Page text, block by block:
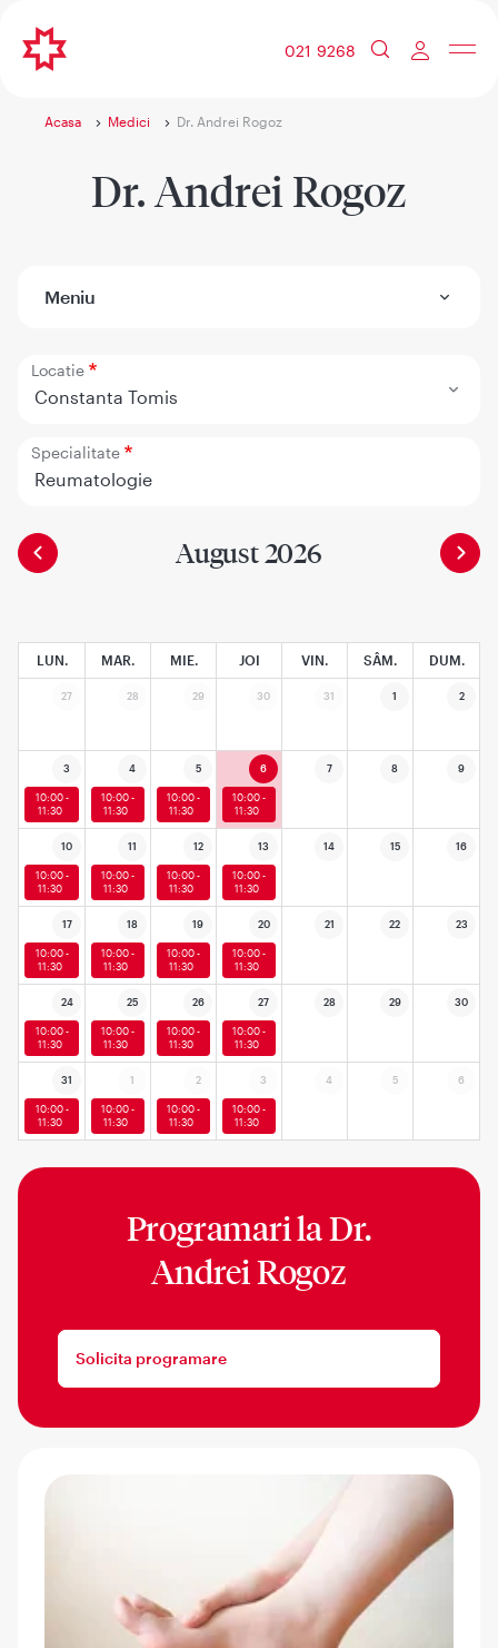
021 9268
Acasa Medici Dr. Andrei Rogoz
Dr. Andrei Rogoz
Meniu
Locatie
Constanta Tomis
Specialitate
Reumatologie
August 2026
LUN. MAR. MIE. JOI VIN. SÂM. DUM.
27 28 29 30 31 1 2
3 4 5 6 7 8 9
10:00 -
11:30
10:00 -
11:30
10:00 -
11:30
10:00 -
11:30
10 11 12 13 14 15 16
10:00 -
11:30
10:00 -
11:30
10:00 -
11:30
10:00 -
11:30
17 18 19 20 21 22 23
10:00 -
11:30
10:00 -
11:30
10:00 -
11:30
10:00 -
11:30
24 25 26 27 28 29 30
10:00 -
11:30
10:00 -
11:30
10:00 -
11:30
10:00 -
11:30
31 1 2 3 4 5 6
10:00 -
11:30
10:00 -
11:30
10:00 -
11:30
10:00 -
11:30
Programari laDr.
Andrei Rogoz
Solicita programare